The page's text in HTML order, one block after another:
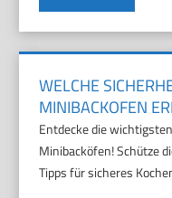
WELCHE
MINIBACKOFEN
Entdecke die
Minibacköfen! Schütze
Tipps für sicheres